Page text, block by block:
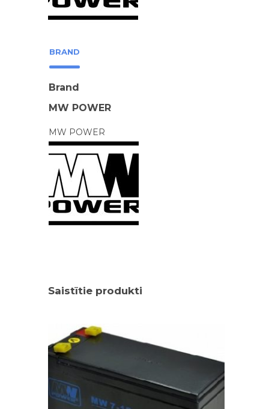
BRAND
Brand
MW POWER
MW POWER
Saistītie produkti